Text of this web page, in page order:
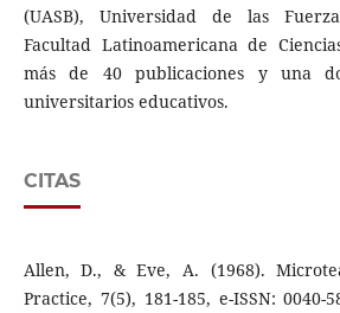
(UASB), Universidad de las
Facultad Latinoamericana de
más de 40 publicaciones y una
universitarios educativos.
CITAS
Allen, D., & Eve, A. (1968).
Practice, 7(5), 181-185, e-ISSN: 0040-